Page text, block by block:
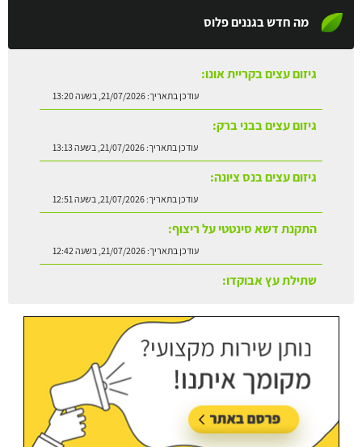
מה חדש בגננים פלוס
גיזום עצים בבני ברק:
עודכן בתאריך:21/07/2026, בשעה 13:13
גיזום עצים בנס ציונה:
עודכן בתאריך:21/07/2026, בשעה 12:51
התקנת דשא סינטטי על ריצוף:
עודכן בתאריך: 21/07/2026, בשעה 12:42
שתילת עץ אבוקדו:
עודכן בתאריך:21/07/2026, בשעה 13:24
גיזום עצים בקריית אונו: